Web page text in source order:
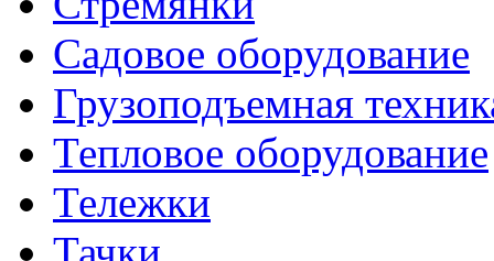
Садовое оборудование
Грузоподъемная
Тепловое оборудование
Тележки